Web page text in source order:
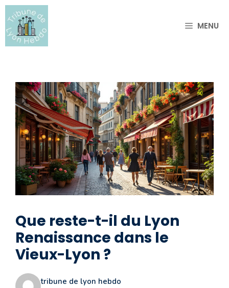
Aller
au
contenu
MENU
Que reste-t-il du Lyon
Renaissance dans le
Vieux-Lyon ?
tribune de lyon hebdo